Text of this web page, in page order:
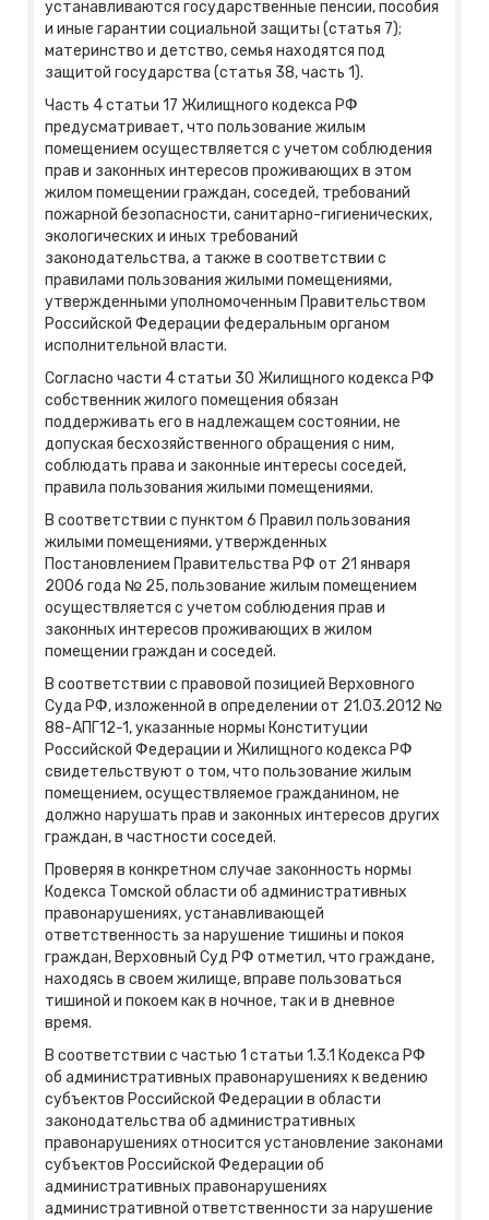
устанавливаются государственные пенсии, пособия
и иные гарантии социальной защиты (статья 7);
материнство и детство, семья находятся под
защитой государства (статья 38, часть 1).
Часть 4 статьи 17 Жилищного кодекса РФ
предусматривает, что пользование жилым
помещением осуществляется с учетом соблюдения
прав и законных интересов проживающих в этом
жилом помещении граждан, соседей, требований
пожарной безопасности, санитарно-гигиенических,
экологических и иных требований
законодательства, а также в соответствии с
правилами пользования жилыми помещениями,
утвержденными уполномоченным Правительством
Российской Федерации федеральным органом
исполнительной власти.
Согласно части 4 статьи 30 Жилищного кодекса РФ
собственник жилого помещения обязан
поддерживать его в надлежащем состоянии, не
допуская бесхозяйственного обращения с ним,
соблюдать права и законные интересы соседей,
правила пользования жилыми помещениями.
В соответствии с пунктом 6 Правил пользования
жилыми помещениями, утвержденных
Постановлением Правительства РФ от 21 января
2006 года № 25, пользование жилым помещением
осуществляется с учетом соблюдения прав и
законных интересов проживающих в жилом
помещении граждан и соседей.
В соответствии с правовой позицией Верховного
Суда РФ, изложенной в определении от 21.03.2012 №
88-АПГ12-1, указанные нормы Конституции
Российской Федерации и Жилищного кодекса РФ
свидетельствуют о том, что пользование жилым
помещением, осуществляемое гражданином, не
должно нарушать прав и законных интересов других
граждан, в частности соседей.
Проверяя в конкретном случае законность нормы
Кодекса Томской области об административных
правонарушениях, устанавливающей
ответственность за нарушение тишины и покоя
граждан, Верховный Суд РФ отметил, что граждане,
находясь в своем жилище, вправе пользоваться
тишиной и покоем как в ночное, так и в дневное
время.
В соответствии с частью 1 статьи 1.3.1 Кодекса РФ
об административных правонарушениях к ведению
субъектов Российской Федерации в области
законодательства об административных
правонарушениях относится установление законами
субъектов Российской Федерации об
административных правонарушениях
административной ответственности за нарушение